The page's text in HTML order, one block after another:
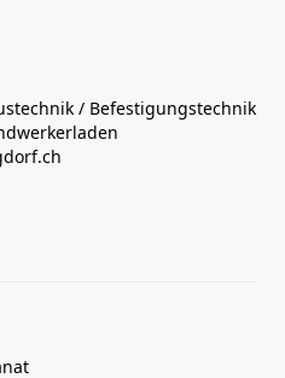
/ Befestigungstechnik